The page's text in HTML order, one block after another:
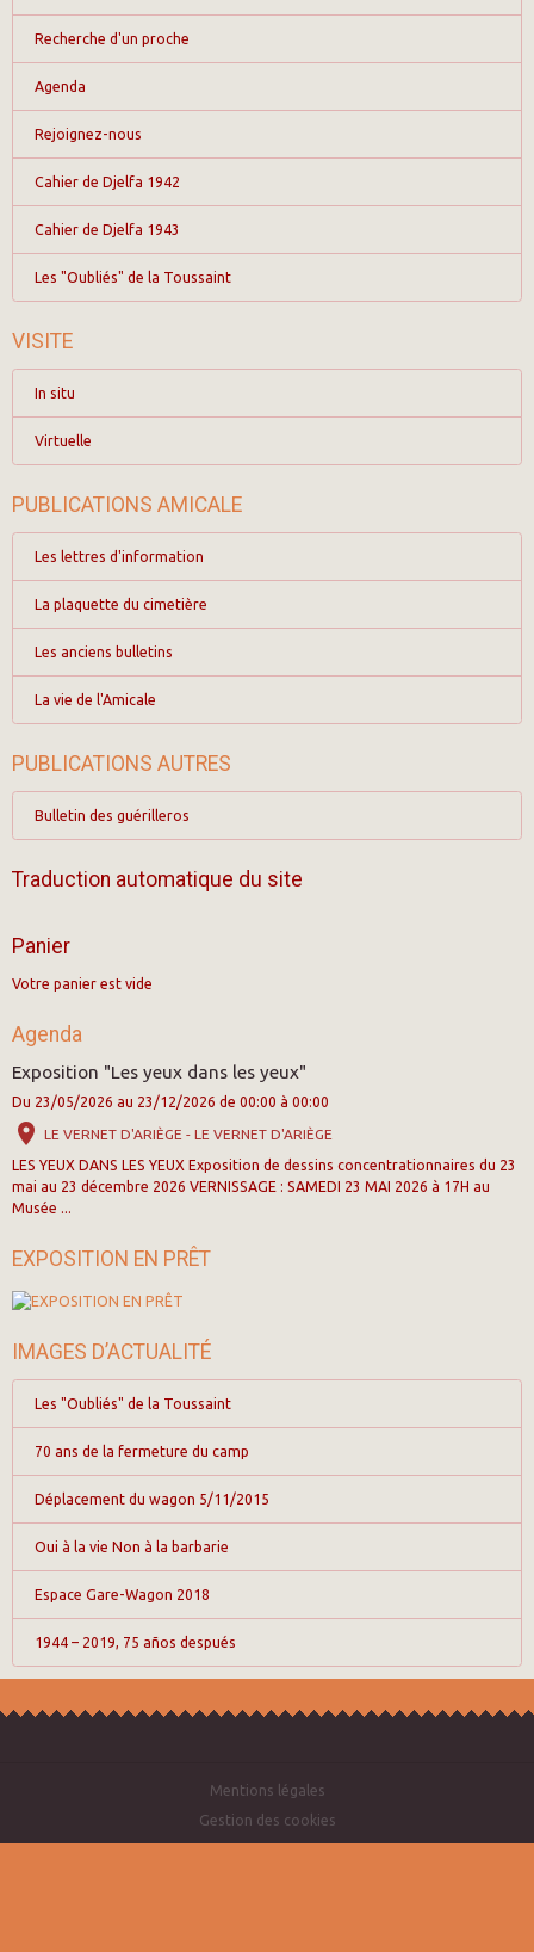
Recherche d'un proche
Agenda
Rejoignez-nous
Cahier de Djelfa 1942
Cahier de Djelfa 1943
Les "Oubliés" de la Toussaint
VISITE
In situ
Virtuelle
PUBLICATIONS AMICALE
Les lettres d'information
La plaquette du cimetière
Les anciens bulletins
La vie de l'Amicale
PUBLICATIONS AUTRES
Bulletin des guérilleros
Traduction automatique du site
Panier
Votre panier est vide
Agenda
Exposition "Les yeux dans les yeux"
Du 23/05/2026 au 23/12/2026 de 00:00 à 00:00
LE VERNET D'ARIÈGE - LE VERNET D'ARIÈGE
LES YEUX DANS LES YEUX Exposition de dessins concentrationnaires du 23
mai au 23 décembre 2026 VERNISSAGE : SAMEDI 23 MAI 2026 à 17H au
Musée ...
EXPOSITION EN PRÊT
IMAGES D’ACTUALITÉ
Les "Oubliés" de la Toussaint
70 ans de la fermeture du camp
Déplacement du wagon 5/11/2015
Oui à la vie Non à la barbarie
Espace Gare-Wagon 2018
1944 – 2019, 75 años después
Mentions légales
Gestion des cookies